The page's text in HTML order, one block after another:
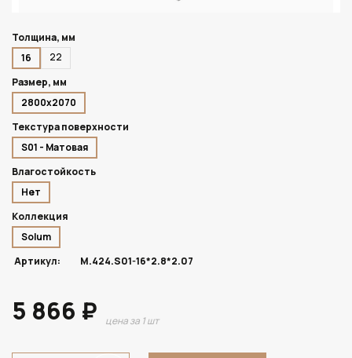
Толщина, мм
16
22
Размер, мм
2800х2070
Текстура поверхности
S01 - Матовая
Влагостойкость
Нет
Коллекция
Solum
Артикул:
M.424.S01-16*2.8*2.07
5 866 ₽ цена за 1 шт